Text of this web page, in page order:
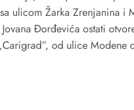
ulicom Žarka Zrenjanina i
Đorđevića ostati
od ulice